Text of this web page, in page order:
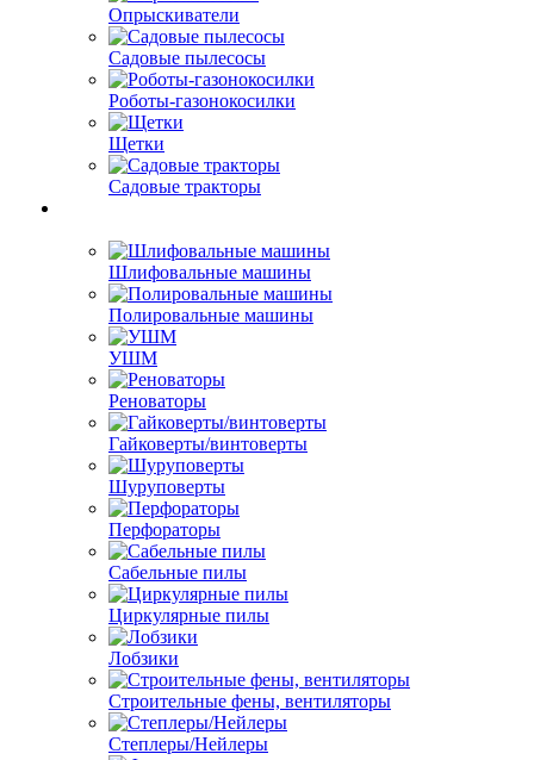
Опрыскиватели
Садовые пылесосы
Роботы-газонокосилки
Щетки
Садовые тракторы
Шлифовальные машины
Полировальные машины
УШМ
Реноваторы
Гайковерты/винтоверты
Шуруповерты
Перфораторы
Сабельные пилы
Циркулярные пилы
Лобзики
Строительные фены, вентиляторы
Степлеры/Нейлеры